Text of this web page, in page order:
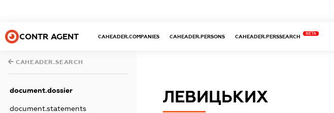
CONTR AGENT CAHEADER.COMPANIES CAHEADER.PERSONS CAHEADER.PERSSEARCH
BETA
CAHEADER.SEARCH
document.dossier
document.statements
ЛЕВИЦЬКИХ